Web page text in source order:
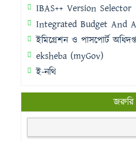
IBAS++ Version Selector
Integrated Budget And
ইমিগ্রেশন ও পাসপোর্ট
eksheba (myGov)
ই-নথি
জরুরি